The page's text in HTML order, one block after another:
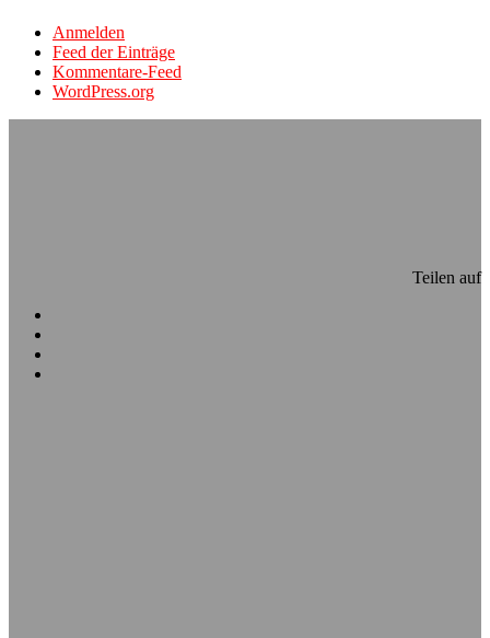
Anmelden
Feed der Einträge
Kommentare-Feed
WordPress.org
Teilen auf